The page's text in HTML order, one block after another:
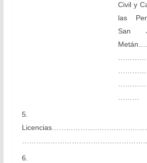
Civil y
las
San
………
5.
6.